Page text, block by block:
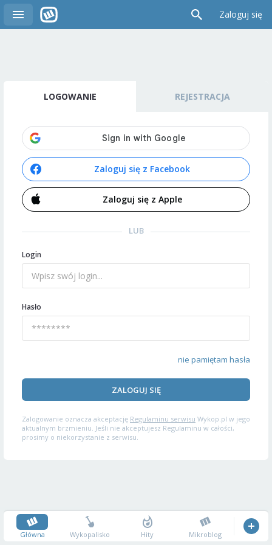
Zaloguj się
LOGOWANIE REJESTRACJA
Zaloguj się z Facebook
Zaloguj się z Apple
LUB
Login
Hasło
nie pamiętam hasła
ZALOGUJ SIĘ
Zalogowanie oznacza akceptację Regulaminu serwisu Wykop.pl w jego
aktualnym brzmieniu. Jeśli nie akceptujesz Regulaminu w całości,
prosimy o niekorzystanie z serwisu.
Główna Wykopalisko Hity Mikroblog